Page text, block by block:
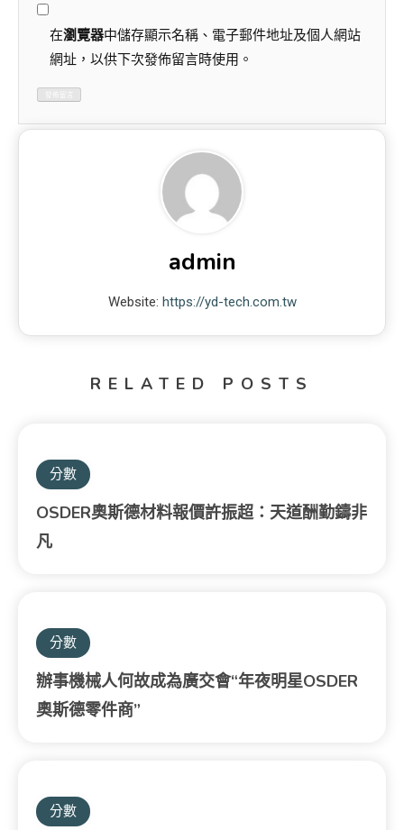
在瀏覽器中儲存顯示名稱、電子郵件地址及個人網站
網址，以供下次發佈留言時使用。
admin
Website: https://yd-tech.com.tw
RELATED POSTS
分數
OSDER奧斯德材料報價許振超：天道酬勤鑄非
凡
分數
辦事機械人何故成為廣交會“年夜明星OSDER
奧斯德零件商”
分數